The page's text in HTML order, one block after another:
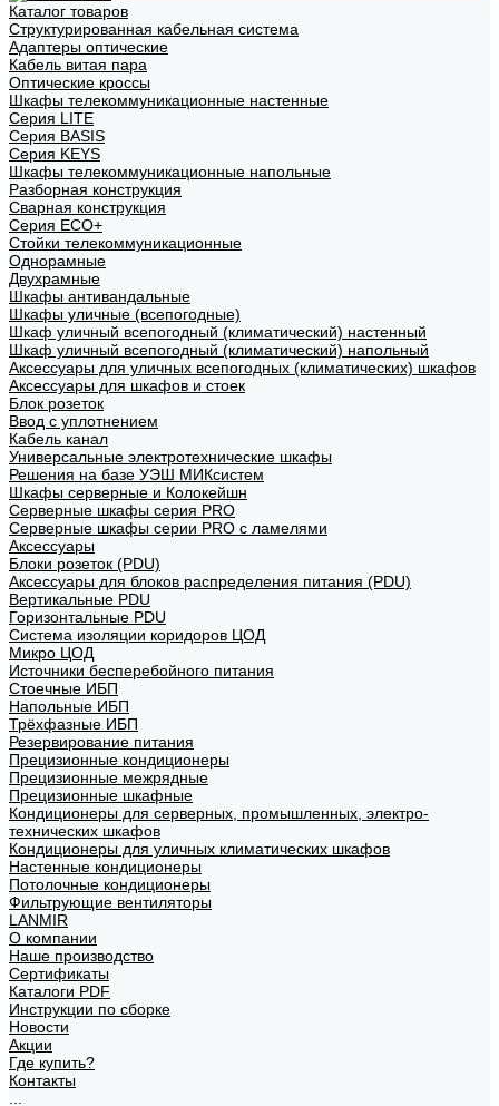
Каталог товаров
Структурированная кабельная система
Адаптеры оптические
Кабель витая пара
Оптические кроссы
Шкафы телекоммуникационные настенные
Cерия LITE
Cерия BASIS
Cерия KEYS
Шкафы телекоммуникационные напольные
Разборная конструкция
Сварная конструкция
Серия ECO+
Стойки телекоммуникационные
Однорамные
Двухрамные
Шкафы антивандальные
Шкафы уличные (всепогодные)
Шкаф уличный всепогодный (климатический) настенный
Шкаф уличный всепогодный (климатический) напольный
Аксессуары для уличных всепогодных (климатических) шкафов
Аксессуары для шкафов и стоек
Блок розеток
Ввод с уплотнением
Кабель канал
Универсальные электротехнические шкафы
Решения на базе УЭШ МИКсистем
Шкафы серверные и Колокейшн
Серверные шкафы серия PRO
Серверные шкафы серии PRO с ламелями
Аксессуары
Блоки розеток (PDU)
Аксессуары для блоков распределения питания (PDU)
Вертикальные PDU
Горизонтальные PDU
Система изоляции коридоров ЦОД
Микро ЦОД
Источники бесперебойного питания
Стоечные ИБП
Напольные ИБП
Трёхфазные ИБП
Резервирование питания
Прецизионные кондиционеры
Прецизионные межрядные
Прецизионные шкафные
Кондиционеры для серверных, промышленных, электро-
технических шкафов
Кондиционеры для уличных климатических шкафов
Настенные кондиционеры
Потолочные кондиционеры
Фильтрующие вентиляторы
LANMIR
О компании
Наше производство
Сертификаты
Каталоги PDF
Инструкции по сборке
Новости
Акции
Где купить?
Контакты